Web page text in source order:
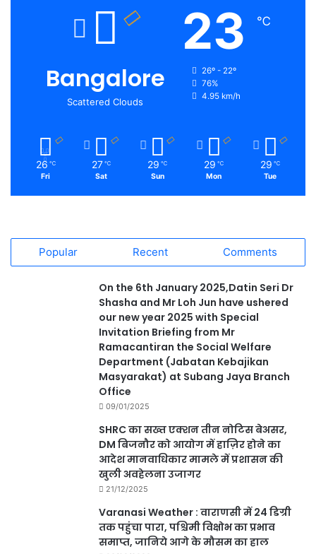
Bangalore
Scattered Clouds
23 ℃
26º - 22º
76%
4.95 km/h
26 ℃
Fri
27 ℃
Sat
29 ℃
Sun
29 ℃
Mon
29 ℃
Tue
Popular Recent Comments
On the 6th January 2025,Datin Seri Dr
Shasha and Mr Loh Jun have ushered
our new year 2025 with Special
Invitation Briefing from Mr
Ramacantiran the Social Welfare
Department (Jabatan Kebajikan
Masyarakat) at Subang Jaya Branch
Office
09/01/2025
SHRC का सख्त एक्शन तीन नोटिस बेअसर,
DM बिजनौर को आयोग में हाज़िर होने का
आदेश मानवाधिकार मामले में प्रशासन की
खुली अवहेलना उजागर
21/12/2025
Varanasi Weather : वाराणसी में 24 डिग्री
तक पहुंचा पारा, पश्चिमी विक्षोभ का प्रभाव
समाप्त, जानिये आगे के मौसम का हाल